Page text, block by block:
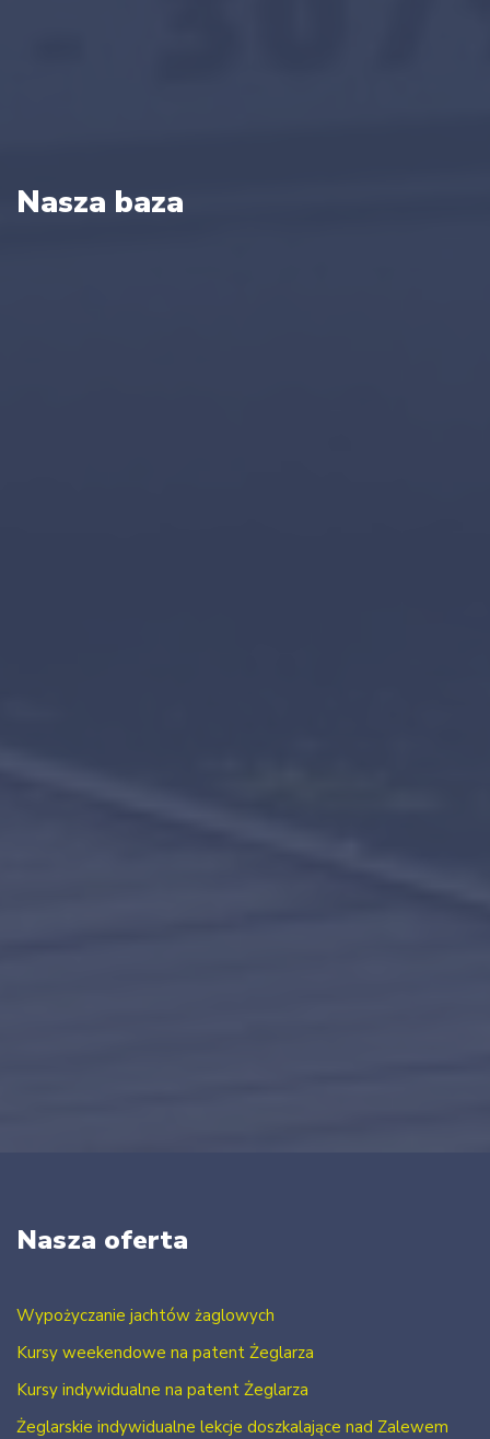
Nasza baza
Nasza oferta
Wypożyczanie jachtów żaglowych
Kursy weekendowe na patent Żeglarza
Kursy indywidualne na patent Żeglarza
Żeglarskie indywidualne lekcje doszkalające nad Zalewem